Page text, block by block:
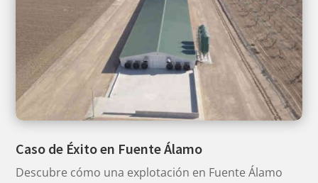
Caso de Éxito en Fuente Álamo
Descubre cómo una explotación en Fuente Álamo